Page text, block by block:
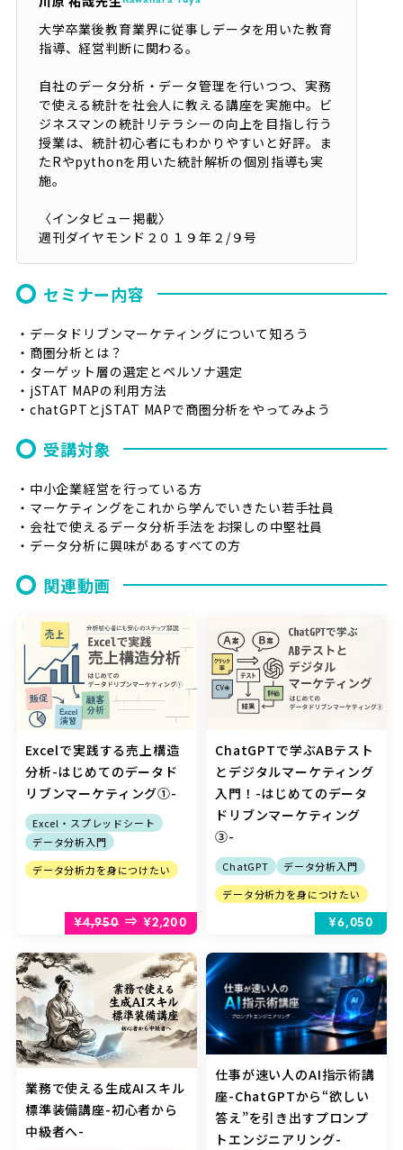
大学卒業後教育業界に従事しデータを用いた教育
指導、経営判断に関わる。
自社のデータ分析・データ管理を行いつつ、実務
で使える統計を社会人に教える講座を実施中。ビ
ジネスマンの統計リテラシーの向上を目指し行う
授業は、統計初心者にもわかりやすいと好評。ま
たRやpythonを用いた統計解析の個別指導も実
施。
〈インタビュー掲載〉
週刊ダイヤモンド２０１９年２/９号
セミナー内容
・データドリブンマーケティングについて知ろう
・商圏分析とは？
・ターゲット層の選定とペルソナ選定
・jSTAT MAPの利用方法
・chatGPTとjSTAT MAPで商圏分析をやってみよう
受講対象
・中小企業経営を行っている方
・マーケティングをこれから学んでいきたい若手社員
・会社で使えるデータ分析手法をお探しの中堅社員
・データ分析に興味があるすべての方
関連動画
Excelで実践する売上構造
分析-はじめてのデータド
リブンマーケティング①-
Excel・スプレッドシート
データ分析入門
データ分析力を身につけたい
¥4,950 ⇒ ¥2,200
ChatGPTで学ぶABテスト
とデジタルマーケティング
入門！-はじめてのデータ
ドリブンマーケティング
③-
ChatGPT
データ分析入門
データ分析力を身につけたい
¥6,050
業務で使える生成AIスキル
標準装備講座-初心者から
中級者へ-
仕事が速い人のAI指示術講
座-ChatGPTから“欲しい
答え”を引き出すプロンプ
トエンジニアリング-